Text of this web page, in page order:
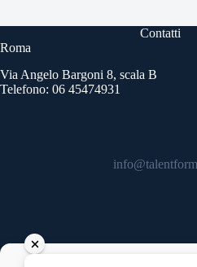
Contatti
Roma
Via Angelo Bargoni 8, scala B
Telefono: 06 45474931